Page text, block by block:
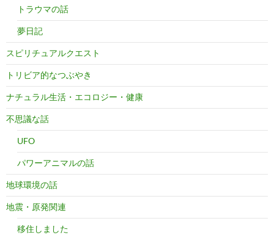
トラウマの話
夢日記
スピリチュアルクエスト
トリビア的なつぶやき
ナチュラル生活・エコロジー・健康
不思議な話
UFO
パワーアニマルの話
地球環境の話
地震・原発関連
移住しました